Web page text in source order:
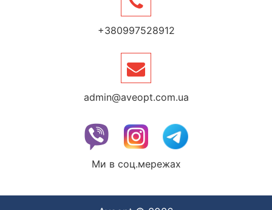
+380997528912
admin@aveopt.com.ua
Ми в соц.мережах